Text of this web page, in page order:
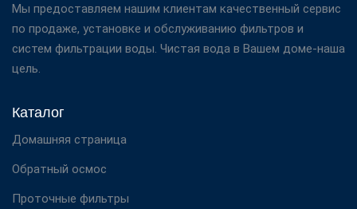
Мы предоставляем нашим клиентам качественный сервис
по продаже, установке и обслуживанию фильтров и
систем фильтрации воды. Чистая вода в Вашем доме-наша
цель.
Каталог
Домашняя страница
Обратный осмос
Проточные фильтры